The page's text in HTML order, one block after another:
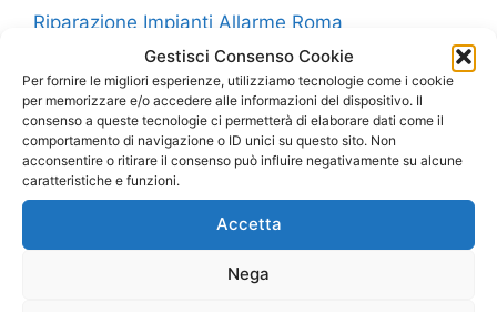
Gestisci Consenso Cookie
Per fornire le migliori esperienze, utilizziamo tecnologie come i cookie
per memorizzare e/o accedere alle informazioni del dispositivo. Il
consenso a queste tecnologie ci permetterà di elaborare dati come il
comportamento di navigazione o ID unici su questo sito. Non
acconsentire o ritirare il consenso può influire negativamente su alcune
caratteristiche e funzioni.
Accetta
Nega
Riparazione Impianti Allarme Roma
Riparazione impianto Videosorveglianza Roma
Vendita Impianti Allarme Roma
Vendita impianto Videosorveglianza Roma
I nostri servizi in Provincia di Roma
Riparazione Impianti Allarme Fidene